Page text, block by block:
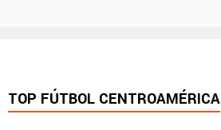
TOP FÚTBOL CENTROAMÉRICA